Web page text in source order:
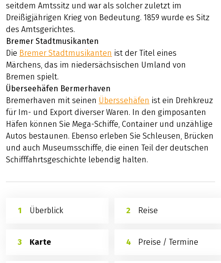
Jahrhunderts durch Zuschütten des Weserarmes mit
dem Ort vereinigt. Die Burg war bis 1503 Sitz der
Niedergrafschaft einer Linie der Grafen von Hoya. Nach
deren Aussterben war Nienburg Sitz der Grafen von Hoya.
Die Grafschaft fiel 1582 als erledigtes Lehen an die
Herzöge von Braunschweig zurück. Das Schloss ist
seitdem Amtssitz und war als solcher zuletzt im
Dreißigjährigen Krieg von Bedeutung. 1859 wurde es Sitz
des Amtsgerichtes.
Bremer Stadtmusikanten
DieBremer Stadtmusikantenist der Titel eines
Märchens, das im niedersächsischen Umland von
Bremen spielt.
Überseehäfen Bermerhaven
für Im- und Export diverser Waren. In den gimposanten
Autos bestaunen. Ebenso erleben Sie Schleusen, Brücken